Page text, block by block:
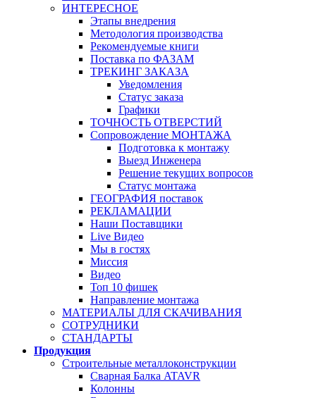
ИНТЕРЕСНОЕ
Этапы внедрения
Методология производства
Рекомендуемые книги
Поставка по ФАЗАМ
ТРЕКИНГ ЗАКАЗА
Уведомления
Статус заказа
Графики
ТОЧНОСТЬ ОТВЕРСТИЙ
Сопровождение МОНТАЖА
Подготовка к монтажу
Выезд Инженера
Решение текущих вопросов
Статус монтажа
ГЕОГРАФИЯ поставок
РЕКЛАМАЦИИ
Наши Поставщики
Live Видео
Мы в гостях
Миссия
Видео
Топ 10 фишек
Направление монтажа
МАТЕРИАЛЫ ДЛЯ СКАЧИВАНИЯ
СОТРУДНИКИ
СТАНДАРТЫ
Продукция
Строительные металлоконструкции
Сварная Балка ATAVR
Колонны